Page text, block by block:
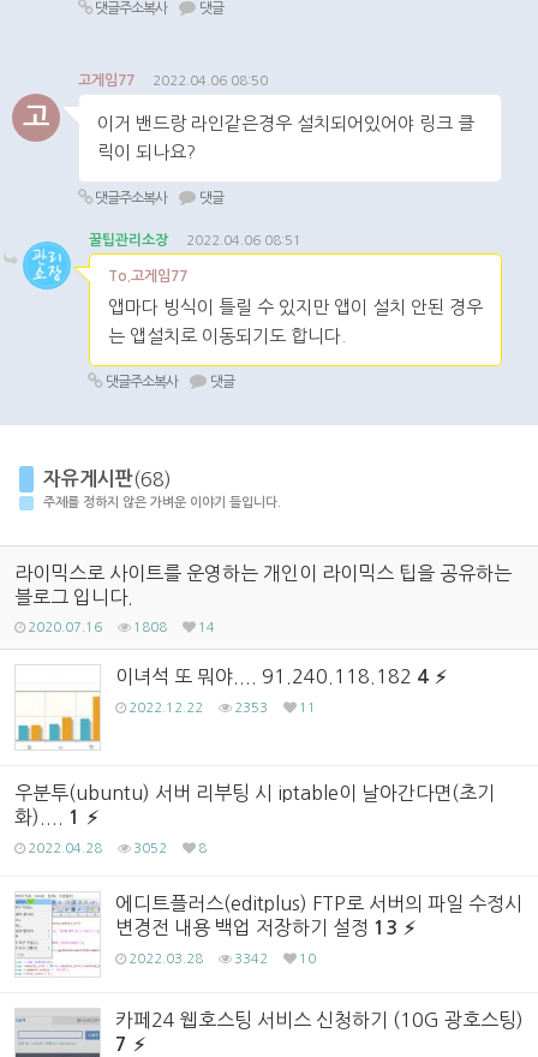
댓글주소복사 댓글
고
고게임77 2022.04.06 08:50
이거 밴드랑 라인같은경우 설치되어있어야 링크 클
릭이 되나요?
댓글주소복사 댓글
꿀팁관리소장 2022.04.06 08:51
To.고게임77
앱마다 빙식이 틀릴 수 있지만 앱이 설치 안된 경우
는 앱설치로 이동되기도 합니다.
댓글주소복사 댓글
자유게시판(68)
주제를 정하지 않은 가벼운 이야기 들입니다.
라이믹스로 사이트를 운영하는 개인이 라이믹스 팁을 공유하는
블로그 입니다.
2020.07.16 1808 14
이녀석 또 뭐야.... 91.240.118.182 4
2022.12.22 2353 11
우분투(ubuntu) 서버 리부팅 시 iptable이 날아간다면(초기
화)....
1
2022.04.28 3052 8
에디트플러스(editplus) FTP로 서버의 파일 수정시
변경전 내용 백업 저장하기 설정 13
2022.03.28 3342 10
카페24 웹호스팅 서비스 신청하기 (10G 광호스팅)
7